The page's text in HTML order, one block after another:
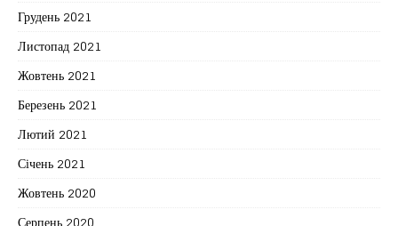
Грудень 2021
Листопад 2021
Жовтень 2021
Березень 2021
Лютий 2021
Січень 2021
Жовтень 2020